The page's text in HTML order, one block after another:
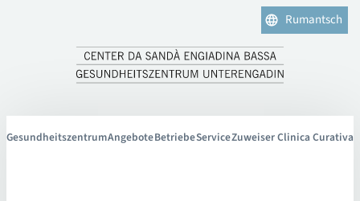
Rumantsch
GesundheitszentrumAngeboteBetriebeServiceZuweiser Clinica Curativa